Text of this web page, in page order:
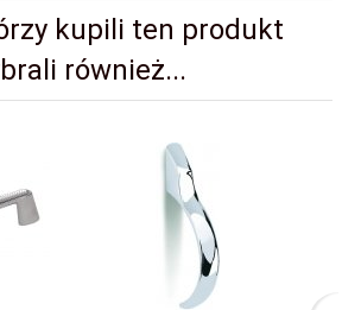
kupili ten produkt
również...